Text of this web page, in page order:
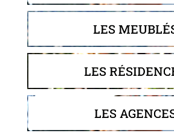
LES
LES
LES